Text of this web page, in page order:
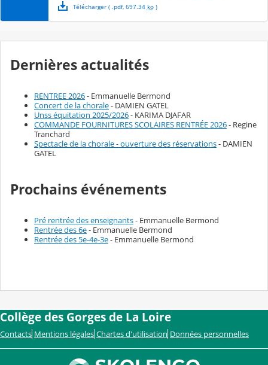
Télécharger( .pdf, 697.34 ko)
Dernières actualités
RENTREE 2026- Emmanuelle Bermond
Concert de la chorale- DAMIEN GATEL
Unss équitation 2025/2026- KARIMA DJAFAR
COMMANDE FOURNITURES SCOLAIRES RENTRÉE 2026- Regine
Tranchard
Spectacle de la chorale - ouverture des réservations- DAMIEN
GATEL
Prochains événements
Pré rentrée des enseignants- Emmanuelle Bermond
Rentrée des 6e- Emmanuelle Bermond
Rentrée des 5e-4e-3e- Emmanuelle Bermond
Collège des Gorges de La Loire
Contacts Mentions légales Chartes d'utilisation Données personnelles